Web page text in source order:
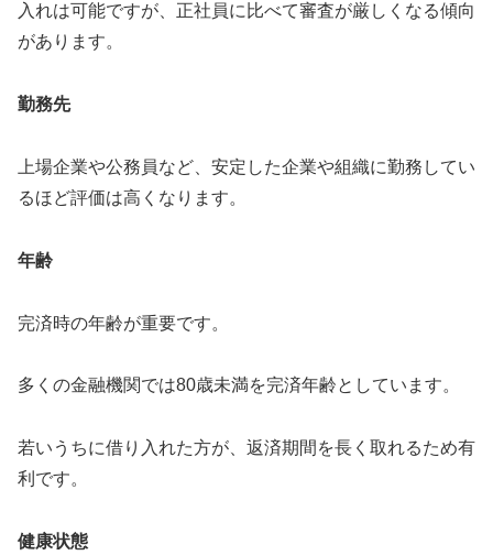
入れは可能ですが、正社員に比べて審査が厳しくなる傾向
があります。
勤務先
上場企業や公務員など、安定した企業や組織に勤務してい
るほど評価は高くなります。
年齢
完済時の年齢が重要です。
多くの金融機関では80歳未満を完済年齢としています。
若いうちに借り入れた方が、返済期間を長く取れるため有
利です。
健康状態